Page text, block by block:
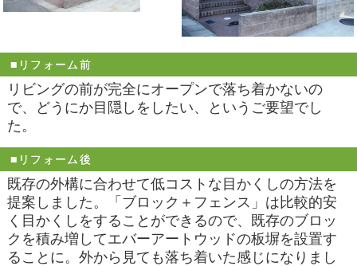
■リフォーム前
リビングの前が完全にオープンで落ち着かないの
で、どうにか目隠しをしたい、というご要望でし
た。
■リフォーム後
既存の外構に合わせて低コストな目かくしの方法を
提案しました。「ブロック＋フェンス」は比較的安
く目かくしをすることができるので、既存のブロッ
クを積み増してエバーアートウッドの板塀を設置す
ることに。外から見ても落ち着いた感じになりまし